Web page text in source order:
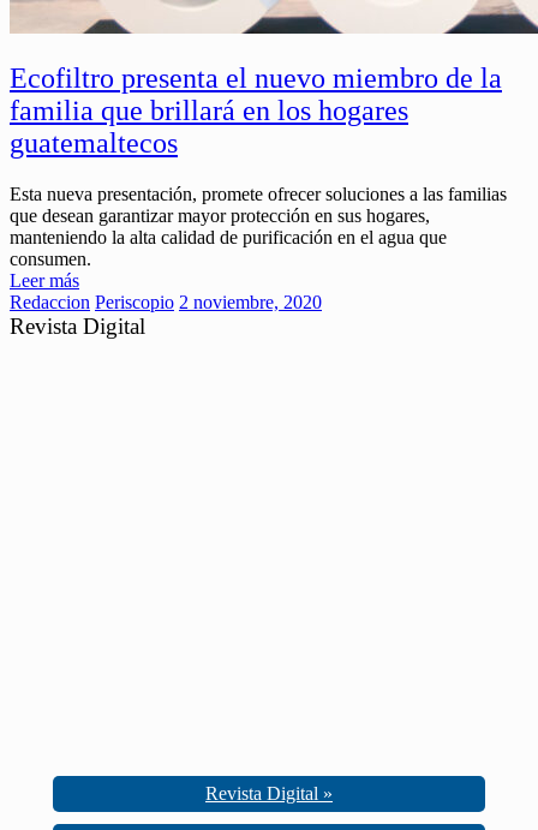
Ecofiltro presenta el nuevo miembro de la
familia que brillará en los hogares
guatemaltecos
Esta nueva presentación, promete ofrecer soluciones a las familias
que desean garantizar mayor protección en sus hogares,
manteniendo la alta calidad de purificación en el agua que
consumen.
Leer más
Redaccion Periscopio 2 noviembre, 2020
Revista Digital
Revista Digital »